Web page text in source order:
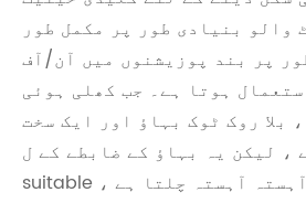
والو بنیادی طور پر مکمل طور
پر بند پوزیشنوں میں آن/آف
ہوتا ہے۔ جب کھلی ہوئی
بلا روک ٹوک بہاؤ اور ایک سخت
، لیکن یہ بہاؤ کے ضابطے کے ل
suitable موزوں نہیں ہے ، آہستہ آہستہ چلتا ہے ،